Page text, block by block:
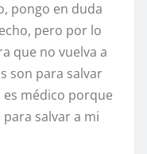
pongo en duda
pero por lo
que no vuelva a
son para salvar
es médico porque
salvar a mi